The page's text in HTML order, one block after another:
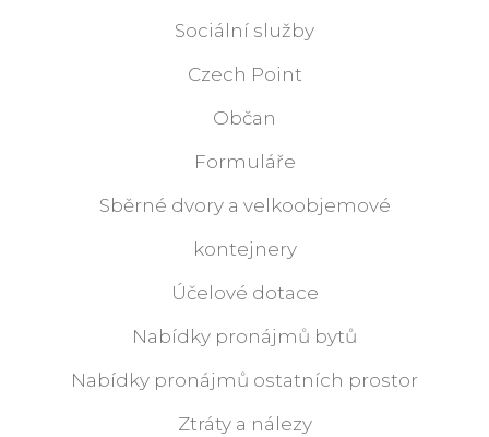
Sociální služby
Czech Point
Občan
Formuláře
Sběrné dvory a velkoobjemové
kontejnery
Účelové dotace
Nabídky pronájmů bytů
Nabídky pronájmů ostatních prostor
Ztráty a nálezy